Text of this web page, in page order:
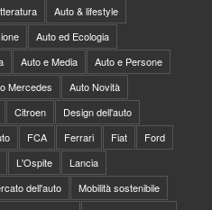
Auto & lifestyle
Auto ed Ecologia
Auto e Media
Auto e Persone
Mercedes
Auto Novità
Citroen
Design dell'auto
FCA Ferrari Fiat
Ford
L'Ospite
Lancia
dell'auto
Mobilità sostenibile